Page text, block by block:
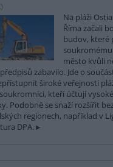
)
Na pláži
Říma začali
budov, které
město kvůli
zabavilo. Jde o
široké veřejnosti
kteří účtují
Podobně se snaží rozšířit
regionech, například v
DPA.